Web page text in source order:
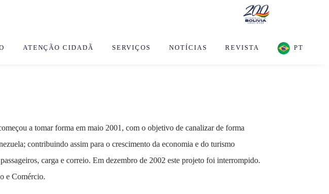
ATENÇÃO CIDADÃ SERVIÇOS NOTÍCIAS REVISTA PT
a tomar forma em maio 2001, com o objetivo de canalizar de forma
contribuindo assim para o crescimento da economia e do turismo
carga e correio. Em dezembro de 2002 este projeto foi interrompido.
e Comércio.